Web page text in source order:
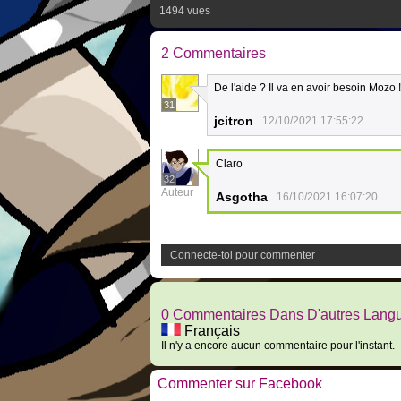
1494 vues
2 Commentaires
31
De l'aide ? Il va en avoir besoin Mozo !
jcitron 12/10/2021 17:55:22
32
Auteur
Claro
Asgotha 16/10/2021 16:07:20
Connecte-toi pour commenter
0 Commentaires Dans D'autres
Français
Il n'y a encore aucun commentaire pour l'instant.
Commenter sur Facebook